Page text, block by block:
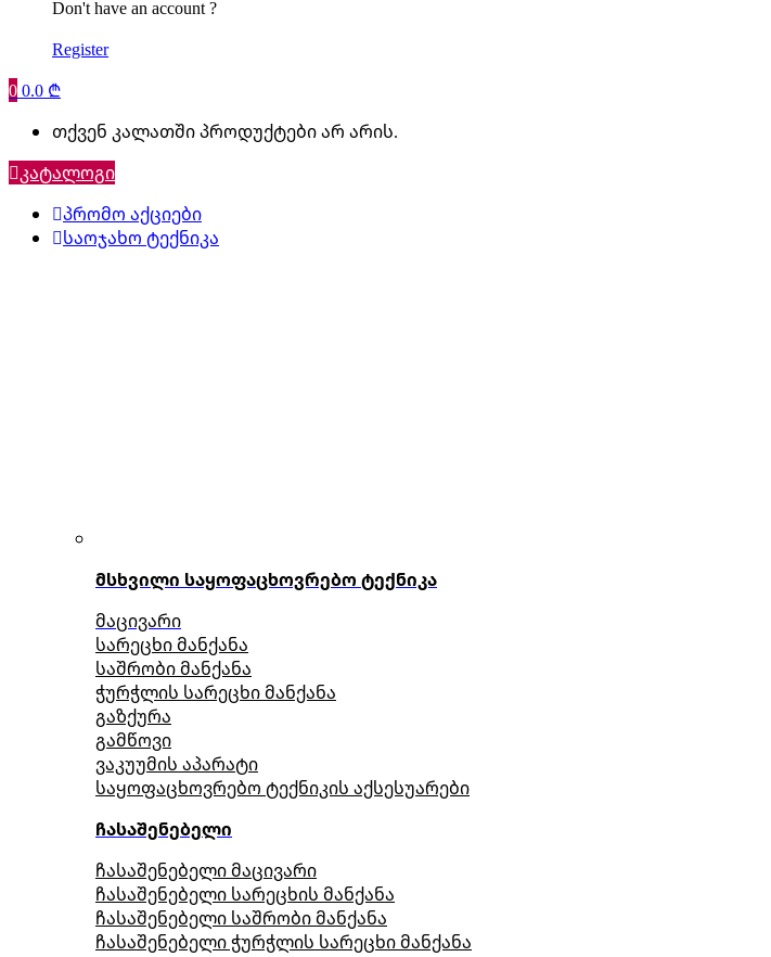
Don't have an account ?
Register
00.0 ₾
თქვენ კალათში პროდუქტები არ არის.
კატალოგი
პრომო აქციები
საოჯახო ტექნიკა
მსხვილი საყოფაცხოვრებო ტექნიკა
მაცივარი
სარეცხი მანქანა
საშრობი მანქანა
ჭურჭლის სარეცხი მანქანა
გაზქურა
გამწოვი
ვაკუუმის აპარატი
საყოფაცხოვრებო ტექნიკის აქსესუარები
ჩასაშენებელი
ჩასაშენებელი მაცივარი
ჩასაშენებელი სარეცხის მანქანა
ჩასაშენებელი საშრობი მანქანა
ჩასაშენებელი ჭურჭლის სარეცხი მანქანა